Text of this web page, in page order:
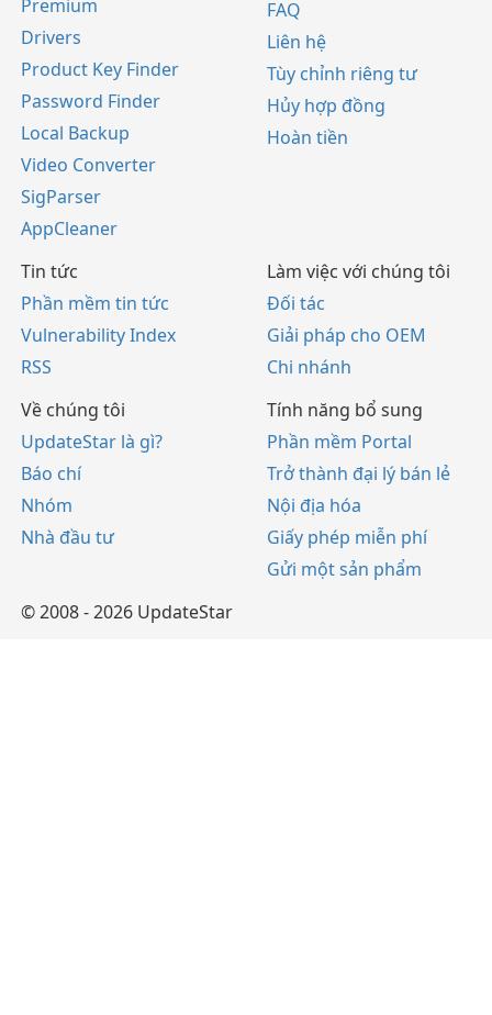
Premium
Drivers
Product Key Finder
Password Finder
Local Backup
Video Converter
SigParser
AppCleaner
FAQ
Liên hệ
Tùy chỉnh riêng tư
Hủy hợp đồng
Hoàn tiền
Tin tức
Phần mềm tin tức
Vulnerability Index
RSS
Làm việc với chúng tôi
Đối tác
Giải pháp cho OEM
Chi nhánh
Về chúng tôi
UpdateStar là gì?
Báo chí
Nhóm
Nhà đầu tư
Tính năng bổ sung
Phần mềm Portal
Trở thành đại lý bán lẻ
Nội địa hóa
Giấy phép miễn phí
Gửi một sản phẩm
© 2008 - 2026 UpdateStar